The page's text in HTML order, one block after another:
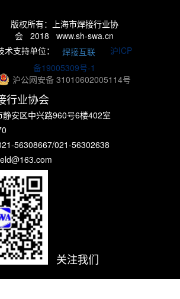
版权所有：上海市焊接行业协
会 2018 www.sh-swa.cn
术支持单位：
焊接互联
沪ICP
备19005309号-1
沪公网安备 31010602005114号
行业协会
静安区中兴路960号6楼402室
56308667/021-56302638
关注我们